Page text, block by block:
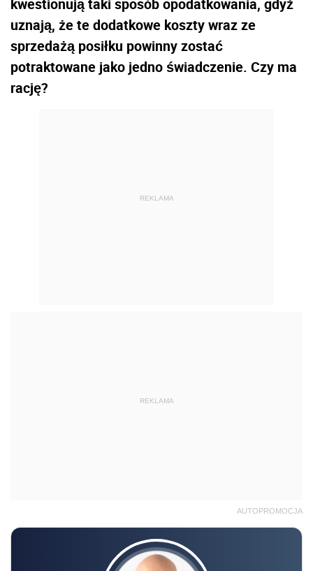
kwestionują taki sposób opodatkowania, gdyż
uznają, że te dodatkowe koszty wraz ze
sprzedażą posiłku powinny zostać
potraktowane jako jedno świadczenie. Czy ma
rację?
REKLAMA
REKLAMA
AUTOPROMOCJA